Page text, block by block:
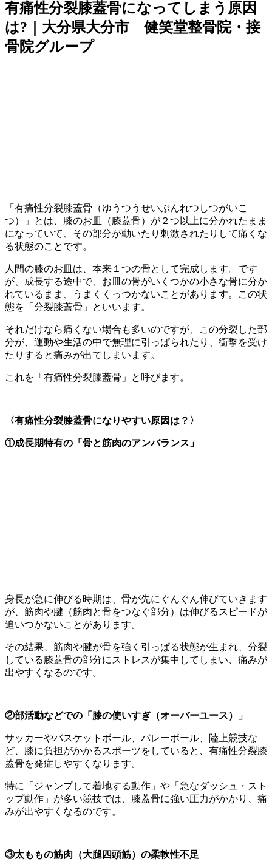
有痛性分裂膝蓋骨になってしまう原因
は?｜大分県大分市 健笑堂整骨院・接
骨院グループ
「有痛性分裂膝蓋骨（ゆうつうせいぶんれつしつがいこ
つ）」とは、膝のお皿（膝蓋骨）が２つ以上に分かれたまま
になっていて、その部分が動いたり刺激されたりして痛くな
る状態のことです。
人間の膝のお皿は、本来１つの骨として完成します。です
が、成長する途中で、お皿の骨がいくつかの小さな骨に分か
れているまま、うまくくっつかないことがあります。この状
態を「分裂膝蓋骨」といいます。
それだけなら痛くない場合も多いのですが、この分裂した部
分が、運動や生活の中で無理に引っぱられたり、衝撃を受け
たりすると痛みが出てしまいます。
これを「有痛性分裂膝蓋骨」と呼びます。
〈有痛性分裂膝蓋骨になりやすい原因は？〉
①成長期特有の「骨と筋肉のアンバランス」
身長が急に伸びる時期は、骨が先にぐんぐん伸びていきます
が、筋肉や腱（筋肉と骨をつなぐ部分）は伸びるスピードが
追いつかないことがあります。
その結果、筋肉や腱が骨を強く引っぱる状態が生まれ、分裂
している膝蓋骨の部分にストレスが集中してしまい、痛みが
出やすくなるのです。
②部活動などでの「膝の使いすぎ（オーバーユース）」
サッカーやバスケットボール、バレーボール、陸上競技な
ど、膝に負担がかかるスポーツをしていると、有痛性分裂膝
蓋骨を発症しやすくなります。
特に「ジャンプして着地する動作」や「急なダッシュ・スト
ップ動作」が多い競技では、膝蓋骨に強い圧力がかかり、痛
みが出やすくなるのです。
③太ももの筋肉（大腿四頭筋）の柔軟性不足